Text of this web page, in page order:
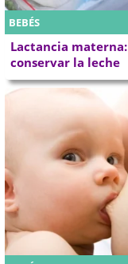
BEBÉS
Lactancia materna:
conservar la leche